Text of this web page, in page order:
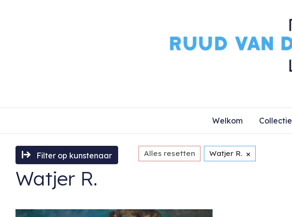
Welkom Collectie
Filter op kunstenaar Alles resetten Watjer R. ×
Watjer R.